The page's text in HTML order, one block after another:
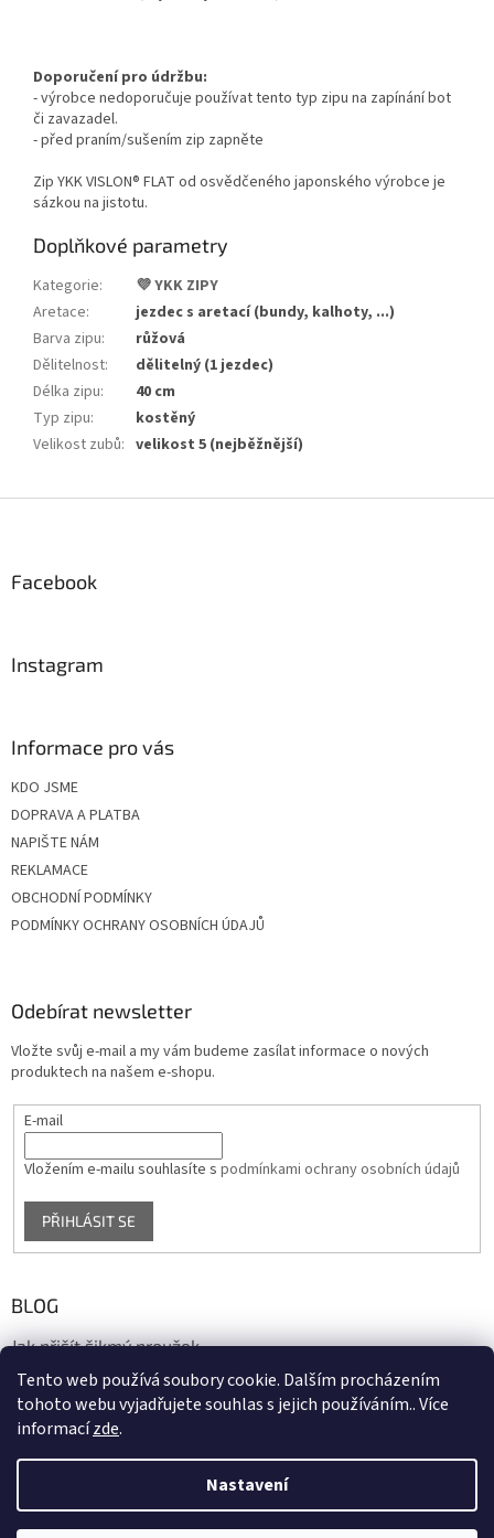
Tento web používá soubory cookie. Dalším procházením
tohoto webu vyjadřujete souhlas s jejich používáním.. Více
informacízde.
Nastavení
Doporučení pro údržbu:
- výrobce nedoporučuje používat tento typ zipu na zapínání bot
či zavazadel.
- před praním/sušením zip zapněte
Zip YKK VISLON® FLAT od osvědčeného japonského výrobce je
sázkou na jistotu.
Doplňkové parametry
Kategorie:
💜 YKK ZIPY
Aretace:
jezdec s aretací (bundy, kalhoty, ...)
Barva zipu:
růžová
Dělitelnost:
dělitelný (1 jezdec)
Délka zipu:
40 cm
Typ zipu:
kostěný
Velikost zubů: velikost 5 (nejběžnější)
Facebook
Instagram
Informace pro vás
KDO JSME
DOPRAVA A PLATBA
NAPIŠTE NÁM
REKLAMACE
OBCHODNÍ PODMÍNKY
PODMÍNKY OCHRANY OSOBNÍCH ÚDAJŮ
Odebírat newsletter
Vložte svůj e-mail a my vám budeme zasílat informace o nových
produktech na našem e-shopu.
E-mail
Vložením e-mailu souhlasíte s podmínkami ochrany osobních údajů
PŘIHLÁSIT SE
BLOG
Jak přišít šikmý proužek
17.10.2020